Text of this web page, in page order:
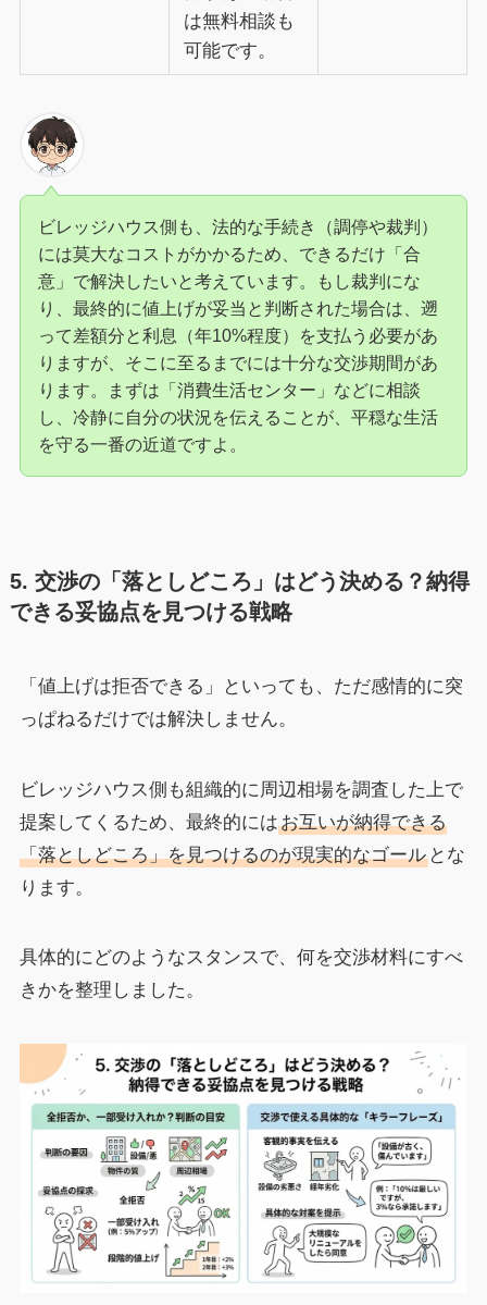
は無料相談も
可能です。
ビレッジハウス側も、法的な手続き（調停や裁判）
には莫大なコストがかかるため、できるだけ「合
意」で解決したいと考えています。もし裁判にな
り、最終的に値上げが妥当と判断された場合は、遡
って差額分と利息（年10%程度）を支払う必要があ
りますが、そこに至るまでには十分な交渉期間があ
ります。まずは「消費生活センター」などに相談
し、冷静に自分の状況を伝えることが、平穏な生活
を守る一番の近道ですよ。
5. 交渉の「落としどころ」はどう決める？納得
できる妥協点を見つける戦略
「値上げは拒否できる」といっても、ただ感情的に突
っぱねるだけでは解決しません。
ビレッジハウス側も組織的に周辺相場を調査した上で
提案してくるため、最終的にはお互いが納得できる
「落としどころ」を見つけるのが現実的なゴールとな
ります。
具体的にどのようなスタンスで、何を交渉材料にすべ
きかを整理しました。